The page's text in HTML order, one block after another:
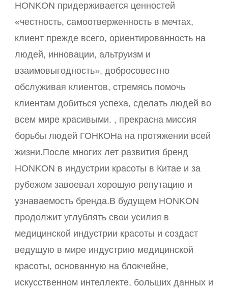
HONKON придерживается ценностей
«честность, самоотверженность в мечтах,
клиент прежде всего, ориентированность на
людей, инновации, альтруизм и
взаимовыгодность», добросовестно
обслуживая клиентов, стремясь помочь
клиентам добиться успеха, сделать людей во
всем мире красивыми. , прекрасна миссия
борьбы людей ГОНКОНа на протяжении всей
жизни.После многих лет развития бренд
HONKON в индустрии красоты в Китае и за
рубежом завоевал хорошую репутацию и
узнаваемость бренда.В будущем HONKON
продолжит углублять свои усилия в
медицинской индустрии красоты и создаст
ведущую в мире индустрию медицинской
красоты, основанную на блокчейне,
искусственном интеллекте, больших данных и